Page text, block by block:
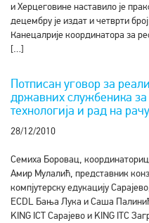
и Херцеговине наставило је
децембру је издат и четврти
Канецалрије координатора за
[…]
Потписан уговор за
државних службеника
технологија и рад на
28/12/2010
Семиха Боровац,
Амир Мулалић, представник
компјутерску едукацију
ECDL Бања Лука и Саша
KING ICT Сарајево и KING ITC